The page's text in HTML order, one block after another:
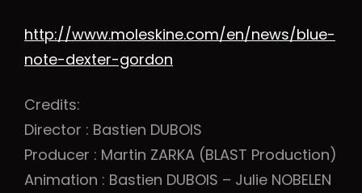
http://www.moleskine.com/en/news/blue-
note-dexter-gordon
Credits:
Director : Bastien DUBOIS
Producer : Martin ZARKA (BLAST Production)
Animation : Bastien DUBOIS – Julie NOBELEN